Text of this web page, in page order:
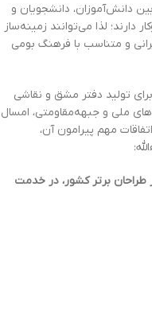
بین دانش‌آموزان، دانشجویان و
لذا می‌توانند زمینه‌ساز
و متناسب با فرهنگ بومی
تولید دفتر مشق و نقاشی
ملی و جبهه‌مقاومتی، امسال
مهم پیرامون آن،
و جذاب از طراحان برتر کشور، در خدمت